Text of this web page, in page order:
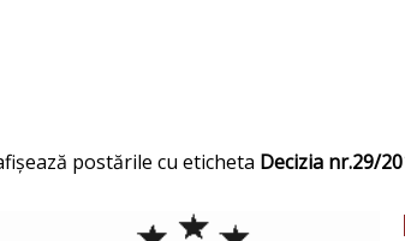
postările cu eticheta Decizia nr.29/